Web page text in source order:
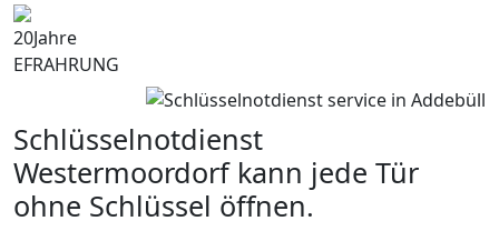
20Jahre
EFRAHRUNG
Schlüsselnotdienst
Westermoordorf kann jede Tür
ohne Schlüssel öffnen.